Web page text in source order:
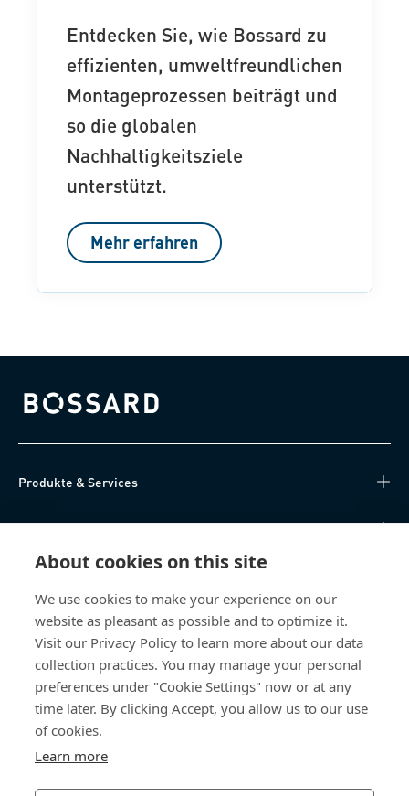
About cookies on this site
We use cookies to make your experience on our
website as pleasant as possible and to optimize it.
Visit our Privacy Policy to learn more about our data
collection practices. You may manage your personal
preferences under "Cookie Settings" now or at any
time later. By clicking Accept, you allow us to our use
of cookies.
Learn more
Entdecken Sie, wie Bossard zu
effizienten, umweltfreundlichen
Montageprozessen beiträgt und
so die globalen
Nachhaltigkeitsziele
unterstützt.
Mehr erfahren
Bossard homepage
Produkte & Services
Wissen
Über uns
Bossard Österreich
Concorde Business Park 2/F/15
2320 Schwechat